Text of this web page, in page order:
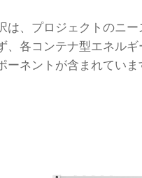
は、プロジェクトのニ
、各コンテナ型エネル
ーネントが含まれていま